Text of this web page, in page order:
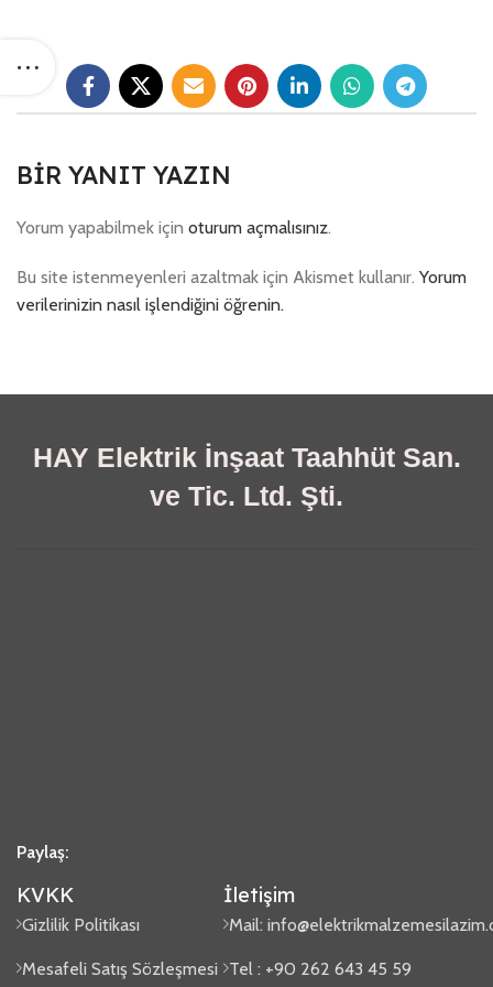
BIR YANIT YAZIN
Yorum yapabilmek için oturum açmalısınız.
Bu site istenmeyenleri azaltmak için Akismet kullanır. Yorum
verilerinizin nasıl işlendiğini öğrenin.
HAY Elektrik İnşaat Taahhüt San.
ve Tic. Ltd. Şti.
Paylaş:
KVKK
Gizlilik Politikası
Mesafeli Satış Sözleşmesi
İletişim
Mail:
Tel : +90 262 643 45 59